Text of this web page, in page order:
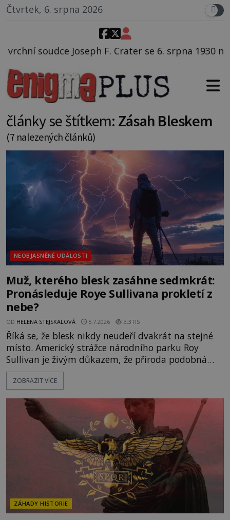
Čtvrtek, 6. srpna 2026
Crater se 6. srpna 1930 navečeří ve své
články se štítkem: Zásah Bleskem
(7 nalezených článků)
NEOBJASNĚNÉ UDÁLOSTI
Muž, kterého blesk zasáhne sedmkrát:
Pronásleduje Roye Sullivana prokletí z
nebe?
OD HELENA STEJSKALOVÁ 5.7.2026 3.3TIS
Říká se, že blesk nikdy neudeří dvakrát na stejné
místo. Americký strážce národního parku Roy
Sullivan je živým důkazem, že příroda podobná
přísloví nezná. Mezi lety 1942 a 1977 jej zasáhne
blesk hned sedmkrát. Pokaždé přežije. Stává se
vyhýbají. Je jeho osud jen neuvěřitelnou shodou
okolností, nebo se nad ním skutečně vznáší
záhadná kletba? Je d
ZOBRAZIT VÍCE
ZÁHADY HISTORIE